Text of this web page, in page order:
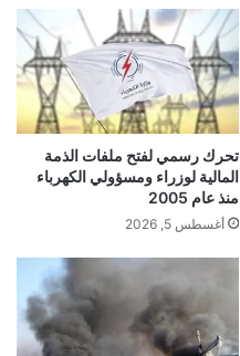
تحرك رسمي لفتح ملفات الذمة
المالية لوزراء ومسؤولي الكهرباء
منذ عام 2005
أغسطس 5, 2026